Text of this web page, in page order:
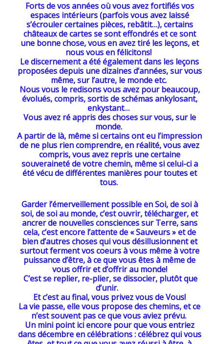
Forts de vos années où vous avez fortifiés vos
espaces intérieurs (parfois vous avez laissé
s’écrouler certaines pièces, rebâtit…), certains
châteaux de cartes se sont effondrés et ce sont
une bonne chose, vous en avez tiré les leçons, et
nous vous en félicitons!
Le discernement a été également dans les leçons
proposées depuis une dizaines d’années, sur vous
même, sur l’autre, le monde etc.
Nous vous le redisons vous avez pour beaucoup,
évolués, compris, sortis de schémas ankylosant,
enkystant…
Vous avez ré appris des choses sur vous, sur le
monde.
A partir de là, même si certains ont eu l’impression
de ne plus rien comprendre, en réalité, vous avez
compris, vous avez repris une certaine
souveraineté de votre chemin, même si celui-ci a
été vécu de différentes manières pour toutes et
tous.
Garder l’émerveillement possible en Soi, de soi à
soi, de soi au monde, c’est ouvrir, télécharger, et
ancrer de nouvelles consciences sur Terre, sans
cela, c’est encore l’attente de « Sauveurs » et de
bien d’autres choses qui vous désillusionnent et
surtout ferment vos coeurs à vous même à votre
puissance d’être, à ce que vous êtes à même de
vous offrir et d’offrir au monde!
C’est se replier, re-plier, se dissocier, plutôt que
d’unir.
Et c’est au final, vous privez vous de Vous!
La vie passe, elle vous propose des chemins, et ce
n’est souvent pas ce que vous aviez prévu.
Un mini point ici encore pour que vous entriez
dans décembre en célébrations : célébrez qui vous